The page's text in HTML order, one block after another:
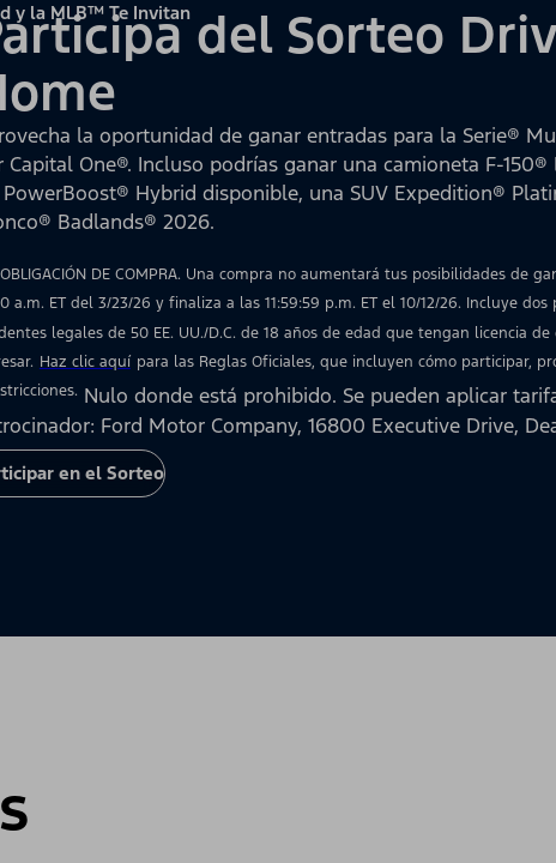
y la MLB™ Te Invitan del Sorteo
la oportunidad de ganar entradas para la Serie®
Capital One®. Incluso podrías ganar una camioneta F-
Hybrid disponible, una SUV Expedition®
Badlands® 2026.
DE COMPRA. Una compra no aumentará tus posibilidades de
a.m. ET del 3/23/26 y finaliza a las 11:59:59 p.m. ET el 10/12/26. Incluye
legales de 50 EE. UU./D.C. de 18 años de edad que tengan licencia
Haz clic aquí para las Reglas Oficiales, que incluyen cómo participar,
Nulo donde está prohibido. Se pueden aplicar
Ford Motor Company, 16800 Executive Drive,
en el Sorteo